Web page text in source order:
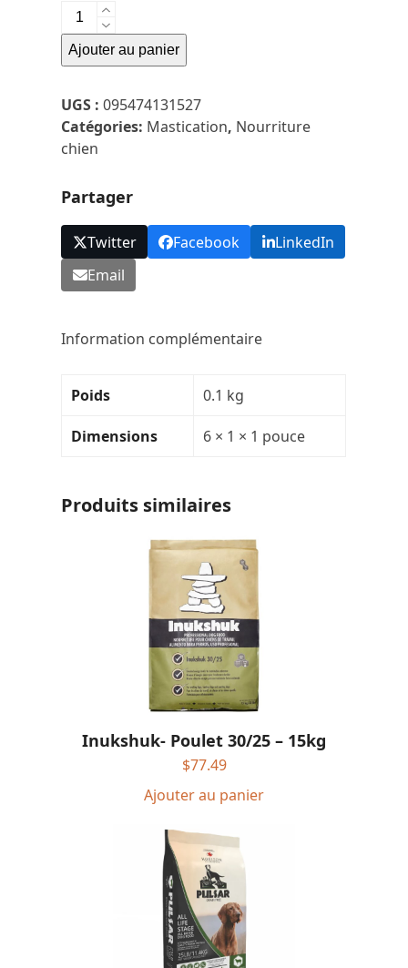
quantité
de
Nature's
-
Buffalo
Twist
-
5-
6p
Ajouter au panier
UGS :095474131527
Catégories: Mastication, Nourriture
chien
Partager
Twitter Facebook
LinkedIn
Email
Information complémentaire
Poids 0.1 kg
Dimensions 6 × 1 × 1 pouce
Produits similaires
Inukshuk- Poulet 30/25 – 15kg
$77.49
Ajouter au panier